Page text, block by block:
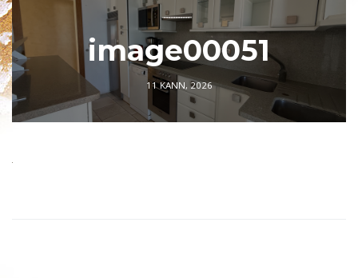
––––––––––––
image00051
11 KANN, 2026